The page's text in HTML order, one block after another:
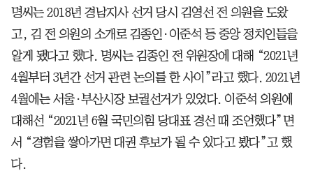
명씨는 2018년 경남지사 선거 당시 김영선 전 의원을 도왔
고, 김 전 의원의 소개로 김종인·이준석 등 중앙 정치인들을
알게 됐다고 했다. 명씨는 김종인 전 위원장에 대해 “2021년
4월부터 3년간 선거 관련 논의를 한 사이”라고 했다. 2021년
4월에는 서울·부산시장 보궐선거가 있었다. 이준석 의원에
대해선 “2021년 6월 국민의힘 당대표 경선 때 조언했다”면
서 “경험을 쌓아가면 대권 후보가 될 수 있다고 봤다”고 했
다.